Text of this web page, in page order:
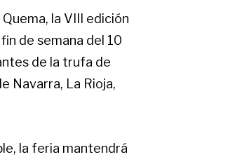
la VIII edición
de semana del 10
de la trufa de
Navarra, La Rioja,
la feria mantendrá